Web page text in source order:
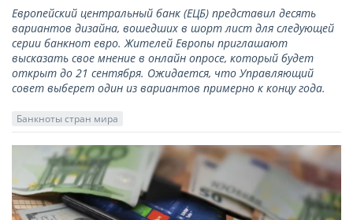
Европейский центральный банк (ЕЦБ) представил десять
вариантов дизайна, вошедших в шорт лист для следующей
серии банкнот евро. Жителей Европы приглашают
высказать свое мнение в онлайн опросе, который будет
открыт до 21 сентября. Ожидается, что Управляющий
совет выберет один из вариантов примерно к концу года.
Банкноты стран мира